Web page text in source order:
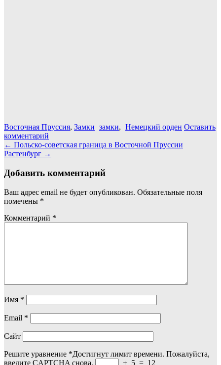
Восточная Пруссия, Замки замки, Немецкий орден Оставить
комментарий
Навигация
по
← Польско-советская граница в Восточной Пруссии
Растенбург →
Добавить комментарий
Ваш адрес email не будет опубликован. Обязательные поля
помечены *
Комментарий *
Имя *
Email *
Сайт
Решите уравнение *Достигнут лимит времени. Пожалуйста,
введите CAPTCHA снова.
+ 5 = 12